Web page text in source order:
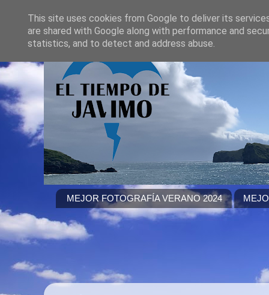
MEJOR FOTOGRAFÍA VERANO 2024
This site uses cookies from Google to deliver its
are shared with Google along with performance and
statistics, and to detect and address abuse.